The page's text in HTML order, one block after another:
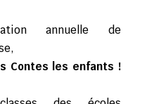
annuelle de
Contes les enfants !